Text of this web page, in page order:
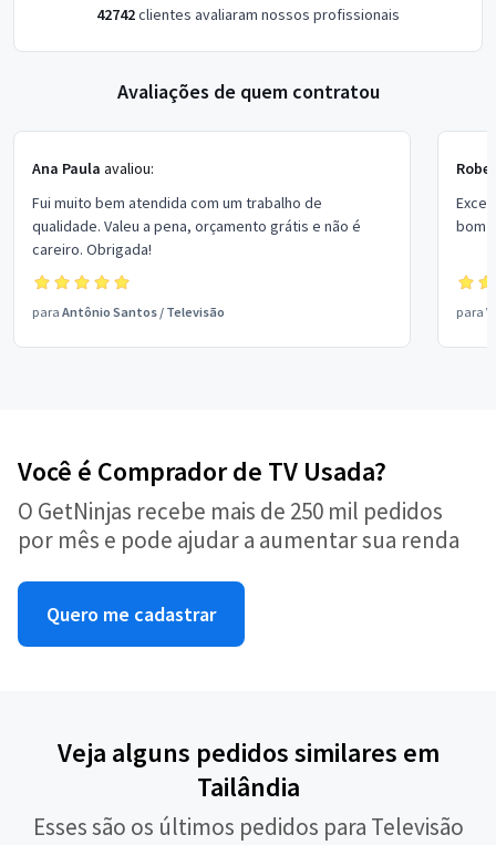
42742clientes avaliaram nossos profissionais
Avaliações de quem contratou
Ana Paula avaliou:
Fui muito bem atendida com um trabalho de
qualidade. Valeu a pena, orçamento grátis e não é
careiro. Obrigada!
para Antônio Santos / Televisão
bom
para
Você é Comprador de TV Usada?
O GetNinjas recebe mais de 250 mil pedidos
por mês e pode ajudar a aumentar sua renda
Quero me cadastrar
Veja alguns pedidos similares em
Tailândia
Esses são os últimos pedidos para Televisão